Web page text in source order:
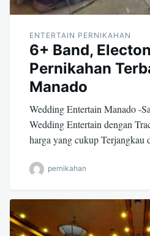
ENTERTAIN PERNIKAHAN
6+ Band,
Pernikahan
Manado
Wedding Entertain Manado -
Wedding Entertain dengan
harga yang cukup
pernikahan